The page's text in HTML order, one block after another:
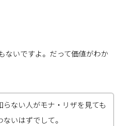
ないですよ。だって価値がわか
らない人がモナ・リザを見ても
いはずでして。